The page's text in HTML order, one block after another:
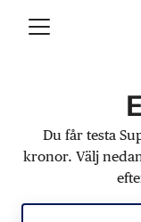
Du får testa
kronor. Välj